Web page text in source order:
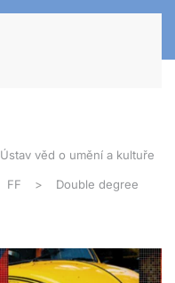
Ústav věd o umění a kultuře
FF Double degree